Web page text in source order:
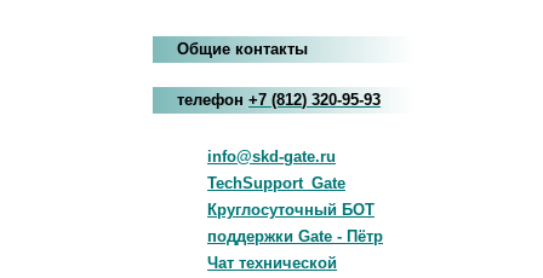
Общие контакты
телефон +7 (812) 320-95-93
info@skd-gate.ru
TechSupport_Gate
Круглосуточный БОТ
поддержки Gate - Пётр
Чат технической